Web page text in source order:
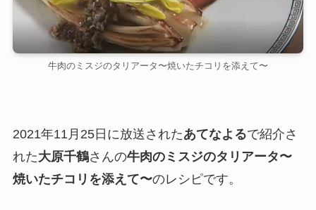
牛肉のミスジのタリアータ〜焼いたチコリを添えて〜
2021年11月25日に放送されたあてなよるで紹介さ
れた大原千鶴さんの牛肉のミスジのタリアータ〜
焼いたチコリを添えて〜のレシピです。